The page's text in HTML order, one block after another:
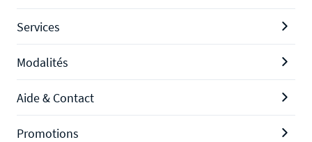
Services
Modalités
Aide & Contact
Promotions